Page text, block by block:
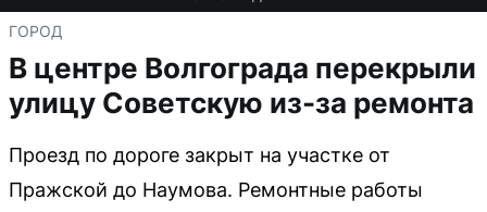
ГОРОД
В центре Волгограда перекрыли
улицу Советскую из-за ремонта
Проезд по дороге закрыт на участке от
Пражской до Наумова. Ремонтные работы